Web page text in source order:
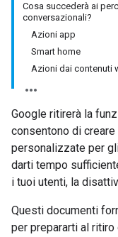
Cosa succederà ai
conversazionali?
Azioni app
Smart home
Azioni dai contenuti
Google ritirerà la
consentono di
personalizzate per
darti tempo
i tuoi utenti, la
Questi documenti
per prepararti al